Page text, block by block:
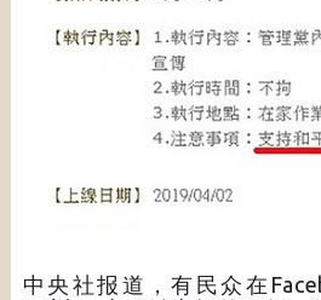
中央社报道，有民众在